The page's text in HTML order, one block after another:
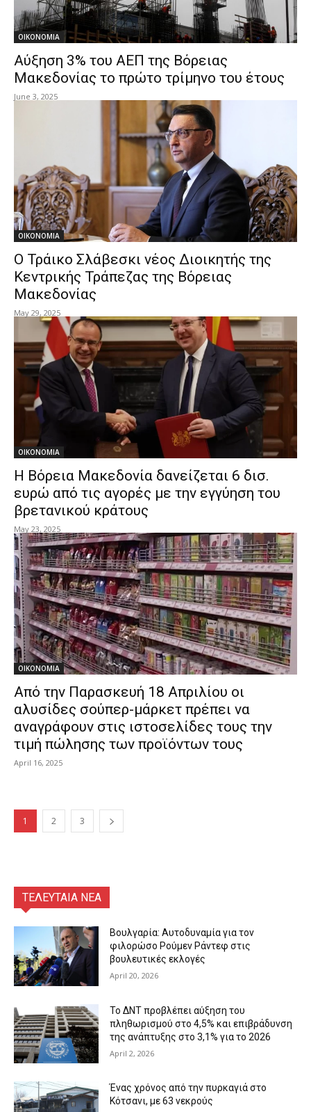
ΟΙΚΟΝΟΜΙΑ
Αύξηση 3% του ΑΕΠ της Βόρειας
Μακεδονίας το πρώτο τρίμηνο του έτους
June 3, 2025
ΟΙΚΟΝΟΜΙΑ
Ο Τράικο Σλάβεσκι νέος Διοικητής της
Κεντρικής Τράπεζας της Βόρειας
Μακεδονίας
May 29, 2025
ΟΙΚΟΝΟΜΙΑ
Η Βόρεια Μακεδονία δανείζεται 6 δισ.
ευρώ από τις αγορές με την εγγύηση του
βρετανικού κράτους
May 23, 2025
ΟΙΚΟΝΟΜΙΑ
Από την Παρασκευή 18 Απριλίου οι
αλυσίδες σούπερ-μάρκετ πρέπει να
αναγράφουν στις ιστοσελίδες τους την
τιμή πώλησης των προϊόντων τους
April 16, 2025
1 2 3
ΤΕΛΕΥΤΑΙΑ ΝΕΑ
Βουλγαρία: Αυτοδυναμία για τον
φιλορώσο Ρούμεν Ράντεφ στις
βουλευτικές εκλογές
April 20, 2026
Το ΔΝΤ προβλέπει αύξηση του
πληθωρισμού στο 4,5% και επιβράδυνση
της ανάπτυξης στο 3,1% για το 2026
April 2, 2026
Ένας χρόνος από την πυρκαγιά στο
Κότσανι, με 63 νεκρούς